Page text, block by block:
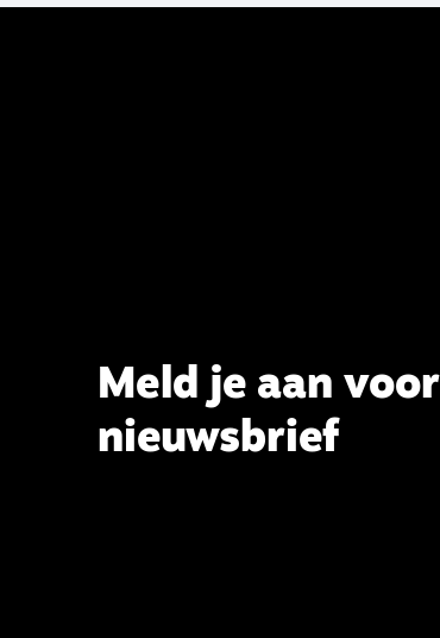
2023 de opdracht om haar analyse
Meld je aan
nieuwsbrief